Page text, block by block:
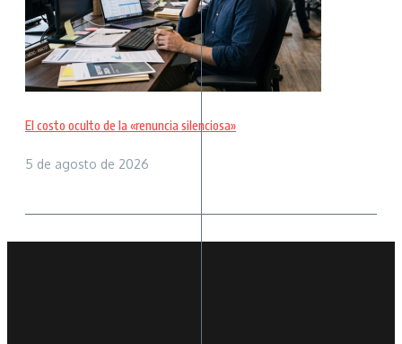
El costo oculto de la «renuncia silenciosa»
5 de agosto de 2026